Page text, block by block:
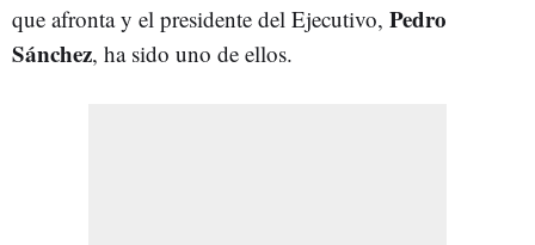
que afronta y el presidente del Ejecutivo, Pedro
Sánchez, ha sido uno de ellos.